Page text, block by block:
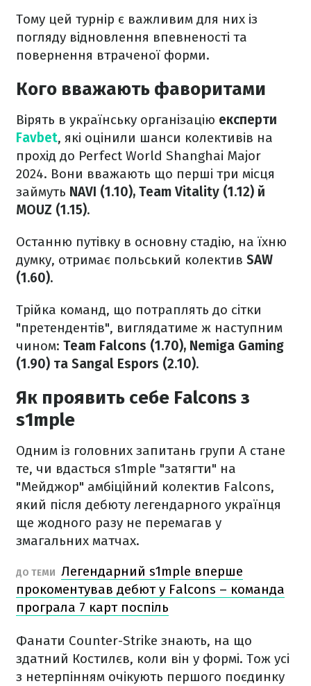
Тому цей турнір є важливим для них із
погляду відновлення впевненості та
повернення втраченої форми.
Кого вважають фаворитами
Вірять в українську організацію експерти
Favbet, які оцінили шанси колективів на
прохід до Perfect World Shanghai Major
2024. Вони вважають що перші три місця
займуть NAVI (1.10), Team Vitality (1.12) й
MOUZ (1.15).
Останню путівку в основну стадію, на їхню
думку, отримає польський колектив SAW
(1.60).
Трійка команд, що потраплять до сітки
"претендентів", виглядатиме ж наступним
чином: Team Falcons (1.70), Nemiga Gaming
(1.90) та Sangal Espors (2.10).
Як проявить себе Falcons з
s1mple
Одним із головних запитань групи A стане
те, чи вдасться s1mple "затягти" на
"Мейджор" амбіційний колектив Falcons,
який після дебюту легендарного українця
ще жодного разу не перемагав у
змагальних матчах.
ДО ТЕМИ Легендарний s1mple вперше
прокоментував дебют у Falcons – команда
програла 7 карт поспіль
Фанати Counter-Strike знають, на що
здатний Костилєв, коли він у формі. Тож усі
з нетерпінням очікують першого поєдинку